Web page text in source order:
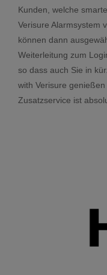
VIDEODETEKTOR
RAUCHMELDER
HÄUFIG GESTELLTE
FRAGEN
KONTAKT
EINBRUCH-TRACKER
Kunden, welche
Verisure Alarmsystem
können dann
Weiterleitung zum
so dass auch Sie in
with Verisure genießen
Zusatzservice ist